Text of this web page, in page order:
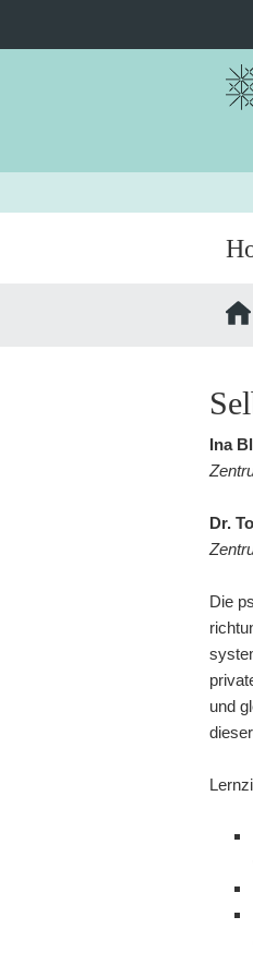
nach:
Ina
Dr.
Die
und